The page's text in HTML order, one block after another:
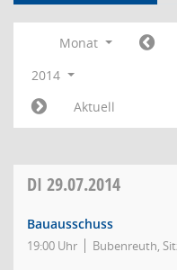
Monat
2014
Aktuell
DI 29.07.2014
Bauausschuss
19:00 Uhr Bubenreuth,